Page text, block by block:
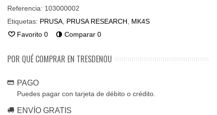
Referencia: 103000002
Etiquetas: PRUSA PRUSA RESEARCH
MK4S
Favorito 0 Comparar 0
POR QUÉ COMPRAR EN TRESDENOU
PAGO
Puedes pagar con tarjeta de débito o crédito.
ENVÍO GRATIS